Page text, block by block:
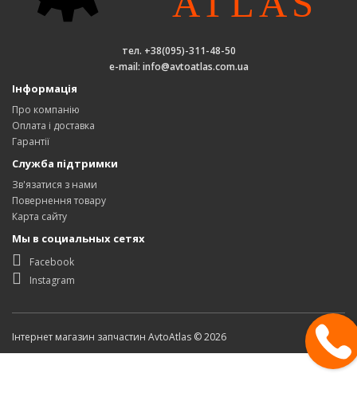
тел. +38(095)-311-48-50
e-mail: info@avtoatlas.com.ua
Інформація
Про компанію
Оплата і доставка
Гарантії
Служба підтримки
Зв'язатися з нами
Повернення товару
Карта сайту
Мы в социальных сетях
Facebook
Instagram
Інтернет магазин запчастин AvtoAtlas © 2026